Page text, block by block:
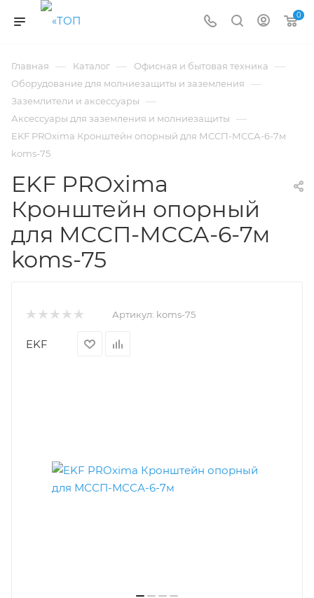
0
Главная — Каталог — Офисная и бытовая техника —
Оборудование для молниезащиты и заземления —
Заземлители и аксессуары —
Аксессуары для заземления и молниезащиты —
EKF PROxima Кронштейн опорный для МССП-МССА-6-7м
koms-75
EKF PROxima
Кронштейн опорный
для МССП-МССА-6-7м
koms-75
Артикул: koms-75
EKF